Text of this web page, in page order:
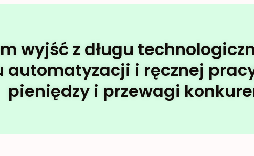
wyjść z długu
automatyzacji i ręcznej
pieniędzy i przewagi